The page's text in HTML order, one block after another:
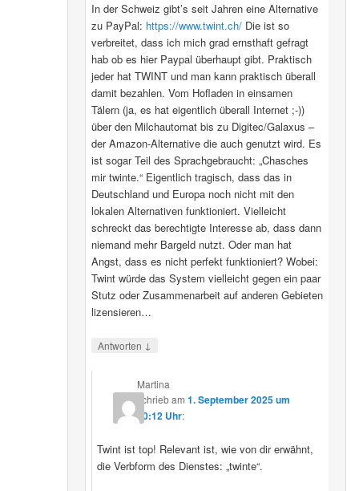
In der Schweiz gibt’s seit Jahren eine Alternative
zu PayPal: https://www.twint.ch/Die ist so
verbreitet, dass ich mich grad ernsthaft gefragt
hab ob es hier Paypal überhaupt gibt. Praktisch
jeder hat TWINT und man kann praktisch überall
damit bezahlen. Vom Hofladen in einsamen
Tälern (ja, es hat eigentlich überall Internet ;-))
über den Milchautomat bis zu Digitec/Galaxus –
der Amazon-Alternative die auch genutzt wird. Es
ist sogar Teil des Sprachgebraucht: „Chasches
mir twinte.“ Eigentlich tragisch, dass das in
Deutschland und Europa noch nicht mit den
lokalen Alternativen funktioniert. Vielleicht
schreckt das berechtigte Interesse ab, dass dann
niemand mehr Bargeld nutzt. Oder man hat
Angst, dass es nicht perfekt funktioniert? Wobei:
Twint würde das System vielleicht gegen ein paar
Stutz oder Zusammenarbeit auf anderen Gebieten
lizensieren…
Antworten ↓
Martina
schriebam1. September 2025 um
20:12 Uhr:
Twint ist top! Relevant ist, wie von dir erwähnt,
die Verbform des Dienstes: „twinte“.